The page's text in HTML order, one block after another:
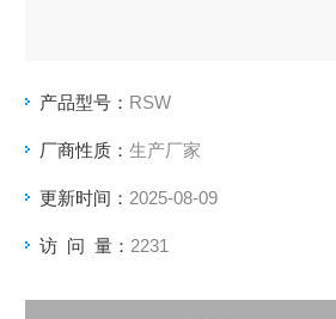
产品型号： RSW
厂商性质： 生产厂家
更新时间： 2025-08-09
访 问 量： 2231